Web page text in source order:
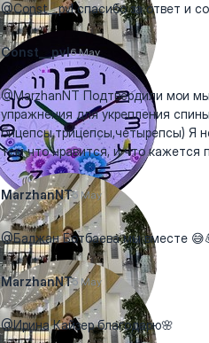
@Const__pvl спасибо за ответ и
Const__pvl6 May
@MarzhanNT Подтвердили мои
упражнения для укрепления
бицепсы,трицепсы,четырепсы) Я
тем что нравится, и что кажется
MarzhanNT5 May
@Балжан Ботбаева мы вместе
MarzhanNT5 May
@Ирина Кайзер благодарю🌸